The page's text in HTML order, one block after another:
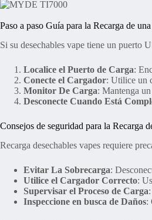
Paso a paso Guía para la Recarga de
Si su desechables vape tiene un puerto
Localice el Puerto de Carga:
Conecte el Cargador: Utilice un
Monitor De Carga: Mantenga
Desconecte Cuando Está
Consejos de seguridad para la Recarga
Recarga desechables vapes requiere
Evitar La Sobrecarga:
Utilice el Cargador Correcto:
Supervisar el Proceso de Carga
Inspeccione en busca de Daños: